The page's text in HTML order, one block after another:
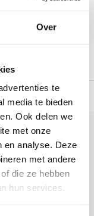
Over
te
media te bieden
Ook delen we
met onze
en analyse. Deze
met andere
die ze hebben
hun services.